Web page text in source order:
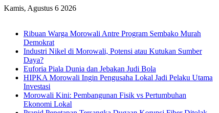
Kamis, Agustus 6 2026
Ribuan Warga Morowali Antre Program Sembako Murah
Demokrat
Industri Nikel di Morowali, Potensi atau Kutukan Sumber
Daya?
Euforia Piala Dunia dan Jebakan Judi Bola
HIPKA Morowali Ingin Pengusaha Lokal Jadi Pelaku Utama
Investasi
Morowali Kini: Pembangunan Fisik vs Pertumbuhan
Ekonomi Lokal